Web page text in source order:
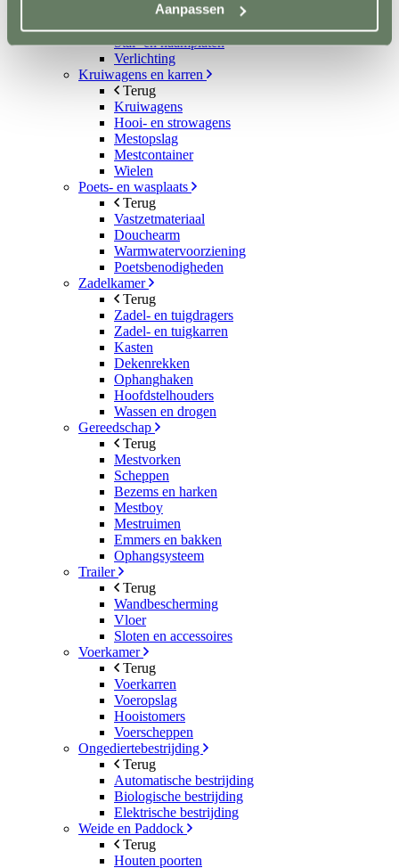
Aanpassen
Drinkbakken
Ruiven en Slowfeeders
Stal- en naamplaten
Verlichting
Kruiwagens en karren
Terug
Kruiwagens
Hooi- en strowagens
Mestopslag
Mestcontainer
Wielen
Poets- en wasplaats
Terug
Vastzetmateriaal
Douchearm
Warmwatervoorziening
Poetsbenodigheden
Zadelkamer
Terug
Zadel- en tuigdragers
Zadel- en tuigkarren
Kasten
Dekenrekken
Ophanghaken
Hoofdstelhouders
Wassen en drogen
Gereedschap
Terug
Mestvorken
Scheppen
Bezems en harken
Mestboy
Mestruimen
Emmers en bakken
Ophangsysteem
Trailer
Terug
Wandbescherming
Vloer
Sloten en accessoires
Voerkamer
Terug
Voerkarren
Voeropslag
Hooistomers
Voerscheppen
Ongediertebestrijding
Terug
Automatische bestrijding
Biologische bestrijding
Elektrische bestrijding
Weide en Paddock
Terug
Houten poorten